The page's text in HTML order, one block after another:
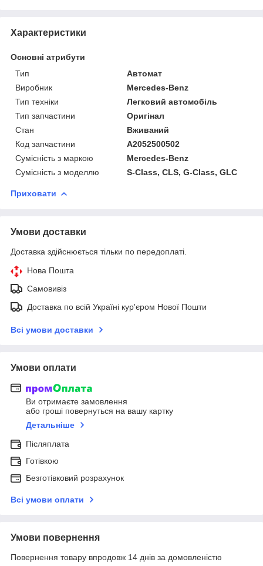
Характеристики
Основні атрибути
Тип
Автомат
Виробник
Mercedes-Benz
Тип техніки
Легковий автомобіль
Тип запчастини
Оригінал
Стан
Вживаний
Код запчастини
A2052500502
Сумісність з маркою
Mercedes-Benz
Сумісність з моделлю
S-Class, CLS, G-Class, GLC
Приховати
Умови доставки
Доставка здійснюється тільки по передоплаті.
Нова Пошта
Самовивіз
Доставка по всій Україні кур'єром Нової Пошти
Всі умови доставки
Умови оплати
Ви отримаєте замовлення
або гроші повернуться на вашу картку
Детальніше
Післяплата
Готівкою
Безготівковий розрахунок
Всі умови оплати
Умови повернення
Повернення товару впродовж 14 днів за домовленістю